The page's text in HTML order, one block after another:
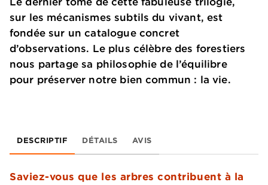
sur les mécanismes subtils du vivant, est
fondée sur un catalogue concret
d’observations. Le plus célèbre des forestiers
nous partage sa philosophie de l’équilibre
pour préserver notre bien commun : la vie.
DESCRIPTIF DÉTAILS AVIS
Saviez-vous que les arbres contribuent à la